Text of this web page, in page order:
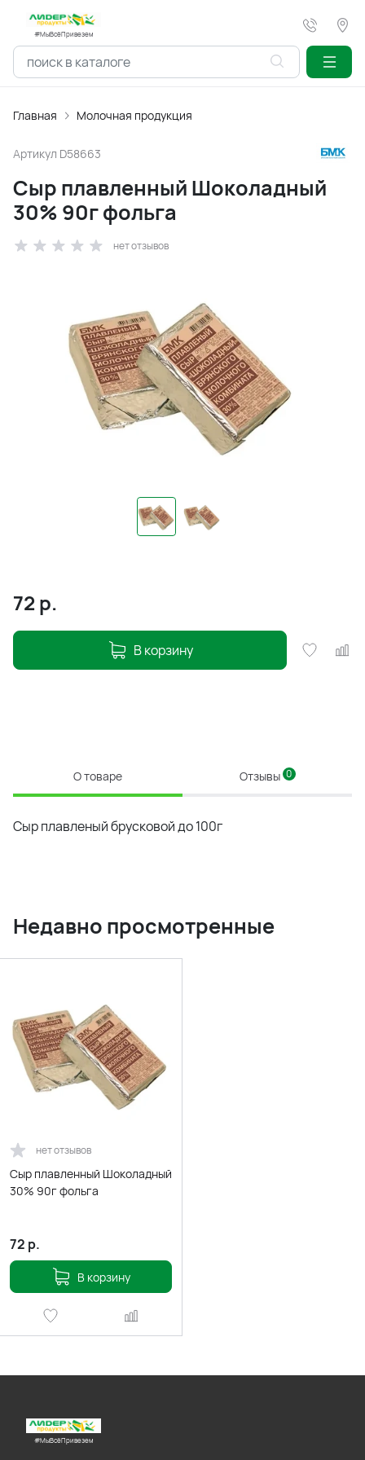
#МыВсёПривезем
Главная Молочная продукция
Артикул D58663
Сыр плавленный Шоколадный
30% 90г фольга
нет отзывов
72 р.
В корзину
О товаре Отзывы 0
Сыр плавленый брусковой до 100г
Недавно просмотренные
нет отзывов
Сыр плавленный Шоколадный
30% 90г фольга
72 р.
В корзину
#МыВсёПривезем